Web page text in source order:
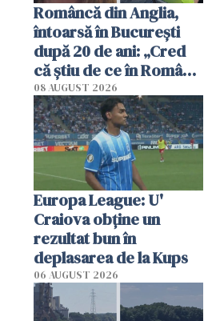
Româncă din Anglia,
întoarsă în București
după 20 de ani: „Cred
că știu de ce în România
se trăiește mai bine ca
în Anglia. E schimbat"
08 AUGUST 2026
Europa League: U'
Craiova obține un
rezultat bun în
deplasarea de la Kups
06 AUGUST 2026